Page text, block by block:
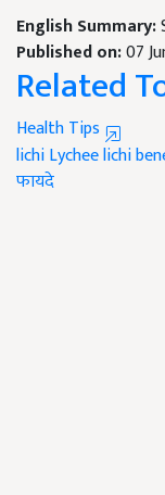
English Summary:
Published on:07
Related
Health Tips
lichiLycheelichi
फायदे